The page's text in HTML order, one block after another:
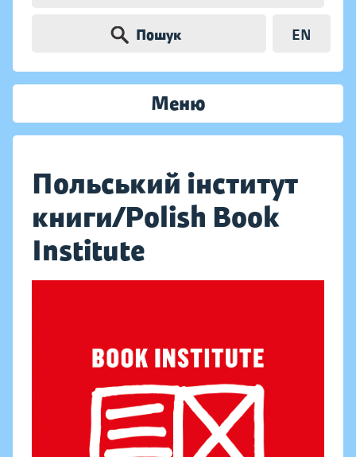
Пошук EN
Меню
Польський інститут
книги/Polish Book
Institute